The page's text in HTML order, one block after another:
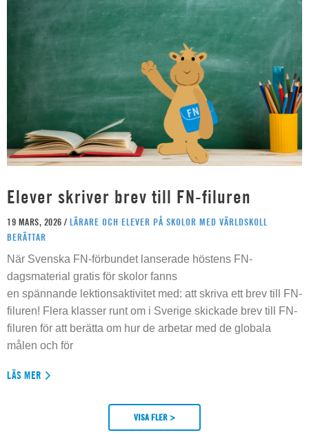
Elever skriver brev till FN-filuren
19 MARS, 2026 / LÄRARE OCH ELEVER PÅ SKOLOR MED VÄRLDSKOLL
BERÄTTAR
När Svenska FN-förbundet lanserade höstens FN-
dagsmaterial gratis för skolor fanns
en spännande lektionsaktivitet med: att skriva ett brev till FN-
filuren! Flera klasser runt om i Sverige skickade brev till FN-
filuren för att berätta om hur de arbetar med de globala
målen och för
LÄS MER
VISA FLER >